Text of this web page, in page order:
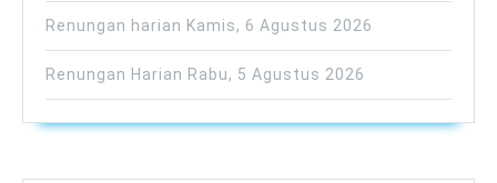
Renungan harian Kamis, 6 Agustus 2026
Renungan Harian Rabu, 5 Agustus 2026